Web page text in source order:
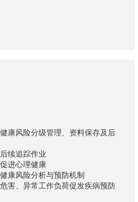
康风险分级管理、资料保存及后
续追踪作业
进心理健康
康风险分析与预防机制
害、异常工作负荷促发疾病预防